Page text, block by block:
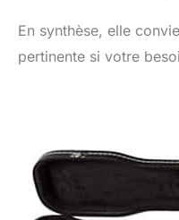
En synthèse, elle
pertinente si votre